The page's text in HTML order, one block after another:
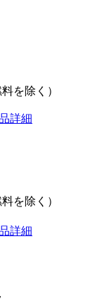
を除く）
詳細
を除く）
詳細